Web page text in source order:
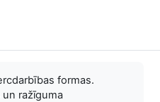
formas.
ražīguma